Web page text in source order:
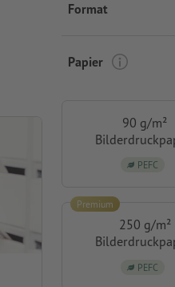
Format
Papier
90 g/m²
PEFC
250 g/m²
PEFC
Premium